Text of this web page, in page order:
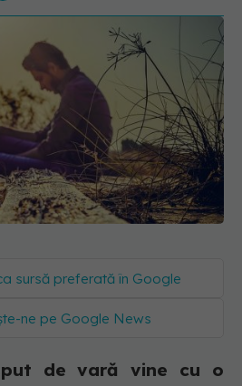
sursă preferată în Google
ne pe Google News
de vară vine cu o